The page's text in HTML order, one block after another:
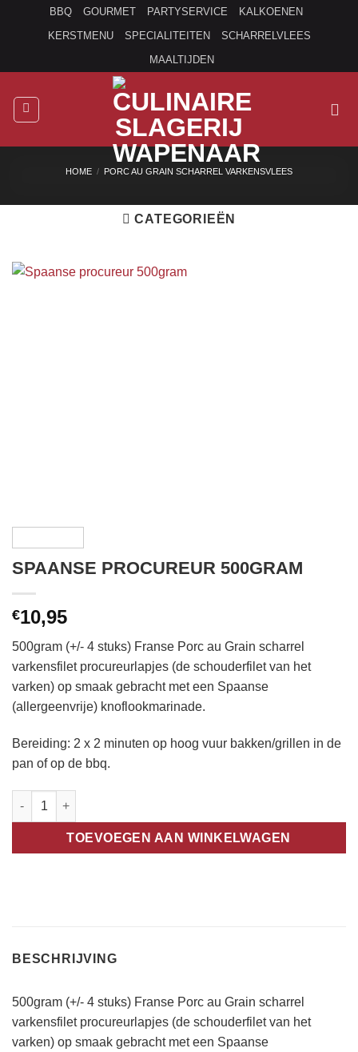
BBQ GOURMET PARTYSERVICE
KALKOENEN
KERSTMENU
SPECIALITEITEN
SCHARRELVLEES
MAALTIJDEN
HOME / PORC AU GRAIN SCHARREL VARKENSVLEES
CATEGORIEËN
SPAANSE PROCUREUR 500GRAM
€10,95
500gram (+/- 4 stuks) Franse Porc au Grain scharrel
varkensfilet procureurlapjes (de schouderfilet van het
varken) op smaak gebracht met een Spaanse
(allergeenvrije) knoflookmarinade.
Bereiding: 2 x 2 minuten op hoog vuur bakken/grillen in de
pan of op de bbq.
Spaanse procureur 500gram aantal
TOEVOEGEN AAN WINKELWAGEN
BESCHRIJVING
500gram (+/- 4 stuks) Franse Porc au Grain scharrel
varkensfilet procureurlapjes (de schouderfilet van het
varken) op smaak gebracht met een Spaanse